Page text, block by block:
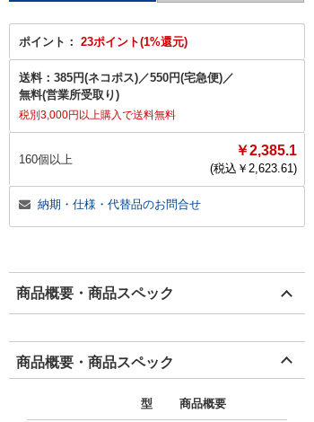
ポイント： 23ポイント(1%還元)
送料： 385円(ネコポス)／550円(宅急便)／
無料(営業所受取り)
税別3,000円以上購入で送料無料
160個以上
￥2,385.1
(税込￥ 2,623.61)
納期・仕様・代替品のお問合せ
商品概要・商品スペック
商品概要・商品スペック
型 商品概要